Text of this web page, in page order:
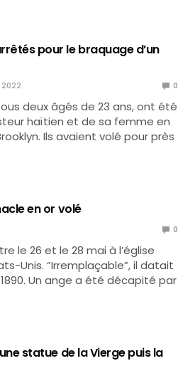
pour le braquage d’un
2022 0
deux âgés de 23 ans, ont été
haïtien et de sa femme en
Ils avaient volé pour près
en or volé
0
le 26 et le 28 mai à l’église
Unis. “Irremplaçable”, il datait
Un ange a été décapité par
statue de la Vierge puis la